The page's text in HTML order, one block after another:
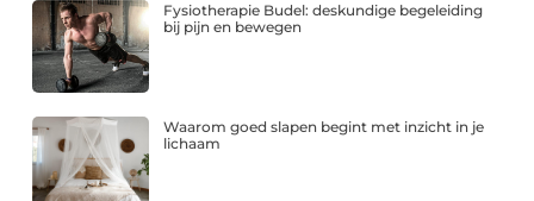
Fysiotherapie Budel: deskundige begeleiding
bij pijn en bewegen
Waarom goed slapen begint met inzicht in je
lichaam